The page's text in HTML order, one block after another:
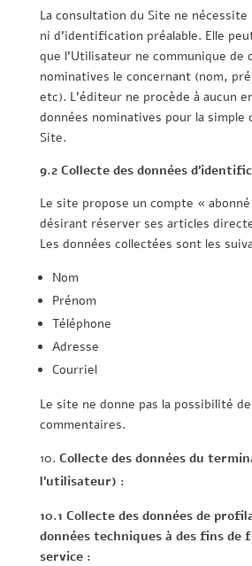
La consultation du Site ne nécessite
ni d’identification préalable. Elle
que l’Utilisateur ne communique de
nominatives le concernant (nom,
etc). L’éditeur ne procède à aucun
données nominatives pour la simple
Site.
9.2 Collecte des données
Le site propose un compte «
désirant réserver ses articles
Les données collectées sont les
Nom
Prénom
Téléphone
Adresse
Courriel
Le site ne donne pas la possibilité
commentaires.
Collecte des données du
l’utilisateur) :
10.1 Collecte des données de
données techniques à des fins de
service :